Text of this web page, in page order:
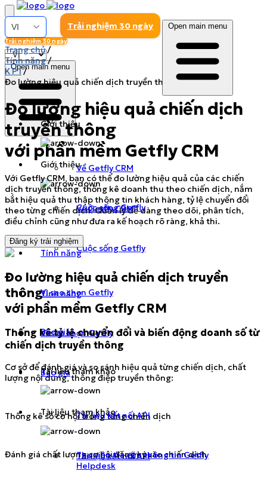
Trải nghiệm 30 ngày Open main menu
Giới thiệu
Về Getfly CRM
Cuộc sống Getfly
Tính năng
Vì sao chọn Getfly
Báo giá
Tài liệu tham khảo
Tài liệu kết nối API
Thư viện tra cứu thông tin Getfly
Helpdesk
Trải nghiệm 30 ngày
Open main menu
Giới thiệu
Về Getfly CRM
Cuộc sống Getfly
Tính năng
Vì sao chọn Getfly
Báo giá
Tài liệu tham khảo
Tài liệu kết nối API
Trang chủ/
Tính năng/
K P I/
Đo lường hiệu quả chiến dịch truyền thông
Đo lường hiệu quả chiến dịch
truyền thông
với phần mềm Getfly CRM
Với Getfly CRM, bạn có thể đo lường hiệu quả của các chiến
dịch truyền thông, thống kê doanh thu theo chiến dịch, nắm
bắt hiệu quả thu thập thông tin khách hàng, tỷ lệ chuyển đổi
theo từng chiến dịch. Quản lý dễ dàng theo dõi, phân tích,
điều chỉnh cũng như đưa ra kế hoạch rõ ràng, khả thi.
Đăng ký trải nghiệm
Đo lường hiệu quả chiến dịch truyền
thông
với phần mềm Getfly CRM
Thống kê tỷ lệ chuyển đổi và biến động doanh số từ
chiến dịch truyền thông
Cơ sở để đánh giá và so sánh hiệu quả từng chiến dịch, chất
lượng nội dung, thông điệp truyền thông:
Thống kê số cơ hội trong từng chiến dịch
Đánh giá chất lượng cơ hội đăng ký vào chiến dịch